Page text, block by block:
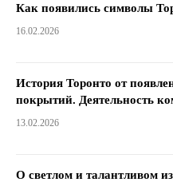
Как появились символы
16.02.2026
История Торонто от
покрытий. Деятельность
13.02.2026
О светлом и талантливом